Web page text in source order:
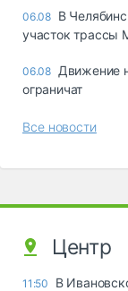
06.08 В
участок трассы
06.08 Движение
ограничат
Все новости
Центр
11:50
В